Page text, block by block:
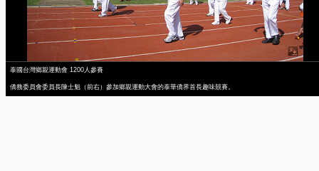
泰國台灣鄉親運動會 1200人參賽
僑務委員會委員長陳士魁（前右）參加鄉親運動大會的泰華僑界首長趣味競賽。